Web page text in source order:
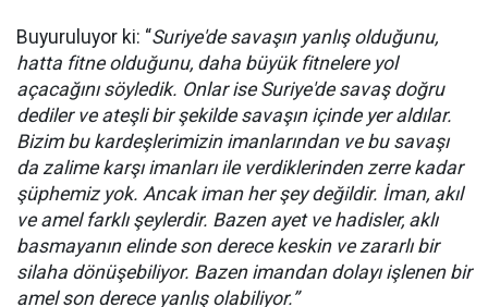
Buyuruluyor ki: “Suriye'de savaşın yanlış olduğunu,
hatta fitne olduğunu, daha büyük fitnelere yol
açacağını söyledik. Onlar ise Suriye'de savaş doğru
dediler ve ateşli bir şekilde savaşın içinde yer aldılar.
Bizim bu kardeşlerimizin imanlarından ve bu savaşı
da zalime karşı imanları ile verdiklerinden zerre kadar
şüphemiz yok. Ancak iman her şey değildir. İman, akıl
ve amel farklı şeylerdir. Bazen ayet ve hadisler, aklı
basmayanın elinde son derece keskin ve zararlı bir
silaha dönüşebiliyor. Bazen imandan dolayı işlenen bir
amel son derece yanlış olabiliyor.”